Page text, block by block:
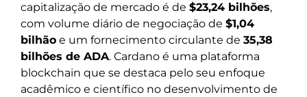
capitalização de mercado é de $23,24 bilhões,
com volume diário de negociação de $1,04
bilhão e um fornecimento circulante de 35,38
bilhões de ADA. Cardano é uma plataforma
blockchain que se destaca pelo seu enfoque
acadêmico e científico no desenvolvimento de